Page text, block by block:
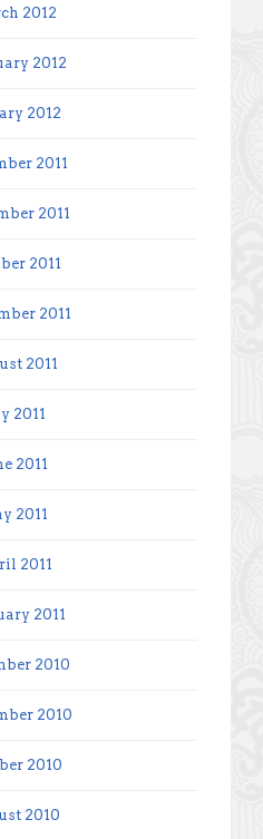
2012
2012
2012
2011
2011
2011
2011
2011
2011
2011
2011
2011
2011
2010
2010
2010
2010